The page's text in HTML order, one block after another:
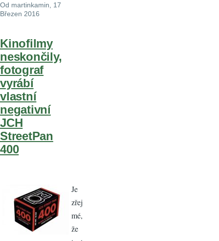
Od martinkamin, 17
Březen 2016
Kinofilmy
neskončily,
fotograf
vyrábí
vlastní
negativní
JCH
StreetPan
400
Je
zřej
mé,
že